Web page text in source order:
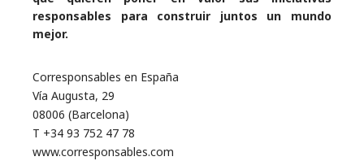
responsables para construir juntos un mundo
mejor.
Corresponsables en España
Vía Augusta, 29
08006 (Barcelona)
T +34 93 752 47 78
www.corresponsables.com